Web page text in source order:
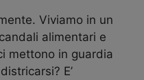
Viviamo in un
alimentari e
mettono in guardia
E’